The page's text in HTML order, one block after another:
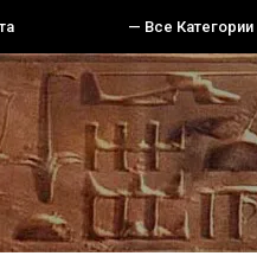
— Все Категории